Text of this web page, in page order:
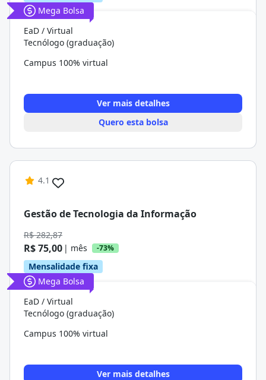
Mega Bolsa
EaD / Virtual
Tecnólogo (graduação)
Campus 100% virtual
Ver mais detalhes
Quero esta bolsa
4.1
Gestão de Tecnologia da Informação
R$ 282,87
R$ 75,00 | mês -73%
Mensalidade fixa
Mega Bolsa
EaD / Virtual
Tecnólogo (graduação)
Campus 100% virtual
Ver mais detalhes